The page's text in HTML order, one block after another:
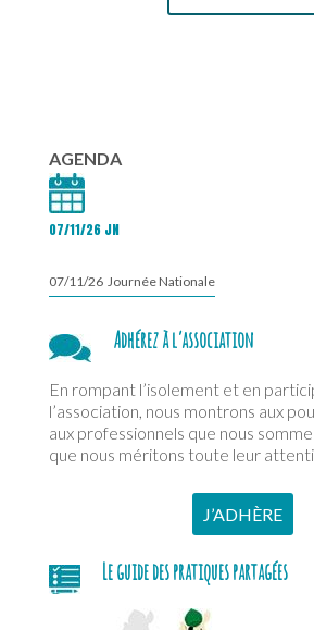
AGENDA
07/11/26 JN
07/11/26 Journée Nationale
Adhérez à l’association
En rompant l’isolement et en
l’association, nous montrons aux
aux professionnels que nous
que nous méritons toute leur
J’ADHÈRE
Le guide des pratiques partagées